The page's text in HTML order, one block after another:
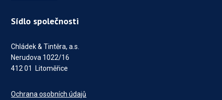
Sídlo společnosti
Chládek & Tintěra, a.s.
Nerudova 1022/16
412 01 Litoměřice
Ochrana osobních údajů